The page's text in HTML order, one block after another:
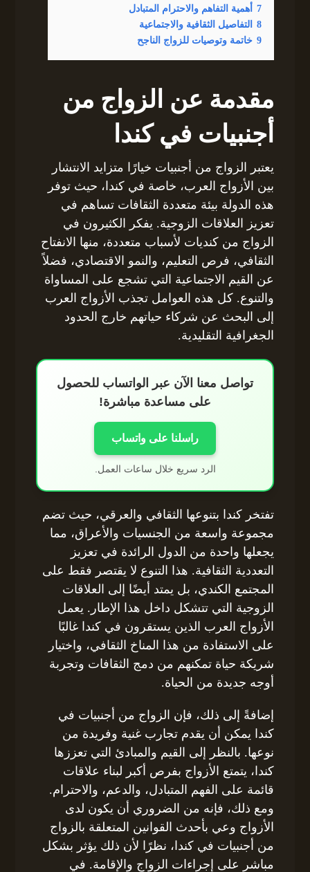
7
أهمية التفاهم والاحترام المتبادل
8
التفاصيل الثقافية والاجتماعية
9 خاتمة وتوصيات للزواج الناجح
مقدمة عن الزواج من
أجنبيات في كندا
يعتبر الزواج من أجنبيات خيارًا متزايد الانتشار
بين الأزواج العرب، خاصة في كندا، حيث توفر
هذه الدولة بيئة متعددة الثقافات تساهم في
تعزيز العلاقات الزوجية. يفكر الكثيرون في
الزواج من كنديات لأسباب متعددة، منها الانفتاح
الثقافي، فرص التعليم، والنمو الاقتصادي، فضلاً
عن القيم الاجتماعية التي تشجع على المساواة
والتنوع. كل هذه العوامل تجذب الأزواج العرب
إلى البحث عن شركاء حياتهم خارج الحدود
الجغرافية التقليدية.
تواصل معنا الآن عبر الواتساب للحصول
على مساعدة مباشرة!
راسلنا على واتساب
الرد سريع خلال ساعات العمل.
تفتخر كندا بتنوعها الثقافي والعرقي، حيث تضم
مجموعة واسعة من الجنسيات والأعراق، مما
يجعلها واحدة من الدول الرائدة في تعزيز
التعددية الثقافية. هذا التنوع لا يقتصر فقط على
المجتمع الكندي، بل يمتد أيضًا إلى العلاقات
الزوجية التي تتشكل داخل هذا الإطار. يعمل
الأزواج العرب الذين يستقرون في كندا غالبًا
على الاستفادة من هذا المناخ الثقافي، واختيار
شريكة حياة تمكنهم من دمج الثقافات وتجربة
أوجه جديدة من الحياة.
إضافةً إلى ذلك، فإن الزواج من أجنبيات في
كندا يمكن أن يقدم تجارب غنية وفريدة من
نوعها. بالنظر إلى القيم والمبادئ التي تعززها
كندا، يتمتع الأزواج بفرص أكبر لبناء علاقات
قائمة على الفهم المتبادل، والدعم، والاحترام.
ومع ذلك، فإنه من الضروري أن يكون لدى
الأزواج وعي بأحدث القوانين المتعلقة بالزواج
من أجنبيات في كندا، نظرًا لأن ذلك يؤثر بشكل
مباشر على إجراءات الزواج والإقامة. في